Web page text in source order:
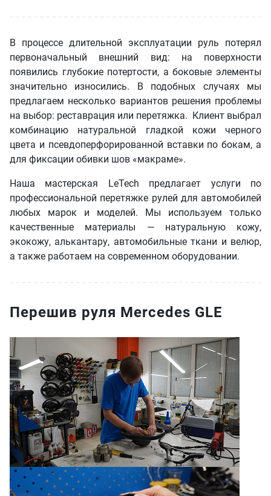
В процессе длительной эксплуатации руль потерял
первоначальный внешний вид: на поверхности
появились глубокие потертости, а боковые элементы
значительно износились. В подобных случаях мы
предлагаем несколько вариантов решения проблемы
на выбор: реставрация или перетяжка. Клиент выбрал
комбинацию натуральной гладкой кожи черного
цвета и псевдоперфорированной вставки по бокам, а
для фиксации обивки шов «макраме».
Наша мастерская LeTech предлагает услуги по
профессиональной перетяжке рулей для автомобилей
любых марок и моделей. Мы используем только
качественные материалы — натуральную кожу,
экокожу, алькантару, автомобильные ткани и велюр,
а также работаем на современном оборудовании.
Перешив руля Mercedes GLE